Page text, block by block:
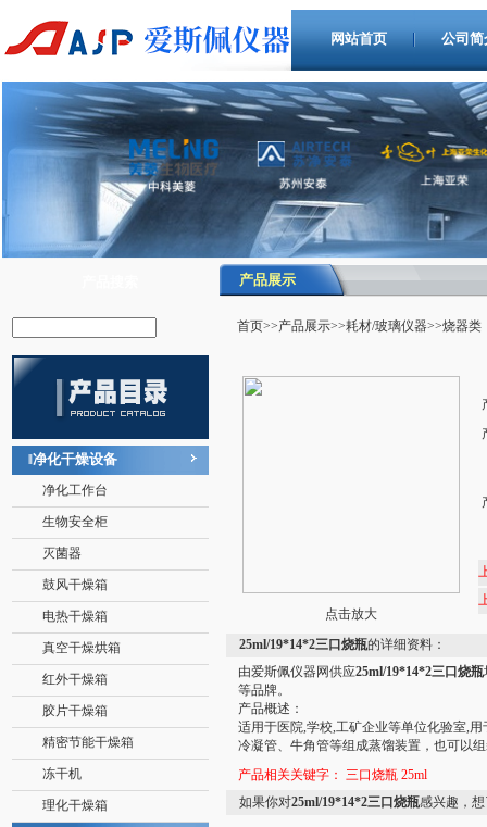
网站首页 公司简
净化干燥设备
净化工作台
生物安全柜
灭菌器
鼓风干燥箱
电热干燥箱
真空干燥烘箱
红外干燥箱
胶片干燥箱
精密节能干燥箱
冻干机
理化干燥箱
产品展示
首页>>产品展示>>耗材/玻璃仪器>>烧器类
点击放大
25ml/19*14*2三口烧瓶的详细资料：
由爱斯佩仪器网供应25ml/19*14*2三口烧瓶
等品牌。
产品概述：
适用于医院,学校,工矿企业等单位化验室,
冷凝管、牛角管等组成蒸馏装置，也可以
产品相关关键字： 三口烧瓶 25ml
如果你对25ml/19*14*2三口烧瓶感兴趣，